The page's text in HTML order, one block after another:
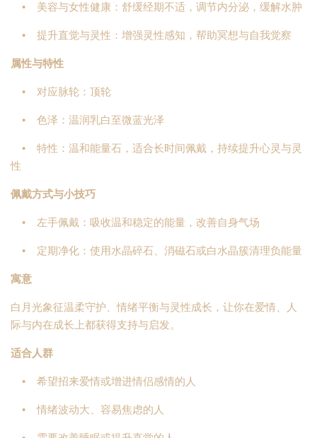
• 美容与女性健康：舒缓经期不适，调节内分泌，缓解水肿
• 提升直觉与灵性：增强灵性感知，帮助冥想与自我觉察
属性与特性
• 对应脉轮：顶轮
• 色泽：温润乳白至微蓝光泽
• 特性：温和能量石，适合长时间佩戴，持续提升心灵与灵
性
佩戴方式与小技巧
• 左手佩戴：吸收温和稳定的能量，改善自身气场
• 定期净化：使用水晶碎石、消磁石或白水晶簇清理负能量
寓意
白月光象征温柔守护、情绪平衡与灵性成长，让你在爱情、人
际与内在成长上都获得支持与启发。
适合人群
• 希望招来爱情或增进情侣感情的人
• 情绪波动大、容易焦虑的人